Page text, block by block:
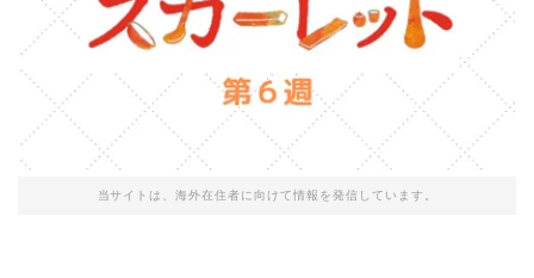
当サイトは、海外在住者に向けて情報を発信しています。